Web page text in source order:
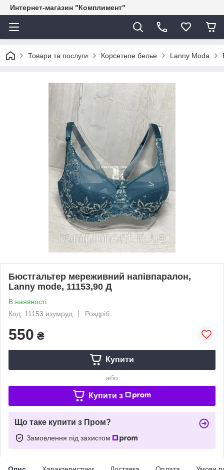
Интернет-магазин "Комплимент"
Товари та послуги Корсетное белье Lanny Moda
Бюстгальтер мереживний напівпаралон,
Lanny mode, 11153,90 Д
В наявності
Код: 11153 изумруд
Роздріб
550 ₴
Купити
або
Купити з
Що таке купити з Пром?
Замовлення під захистом